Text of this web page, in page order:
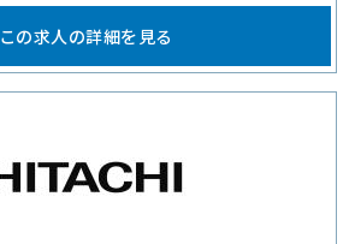
この求人の詳細を見る